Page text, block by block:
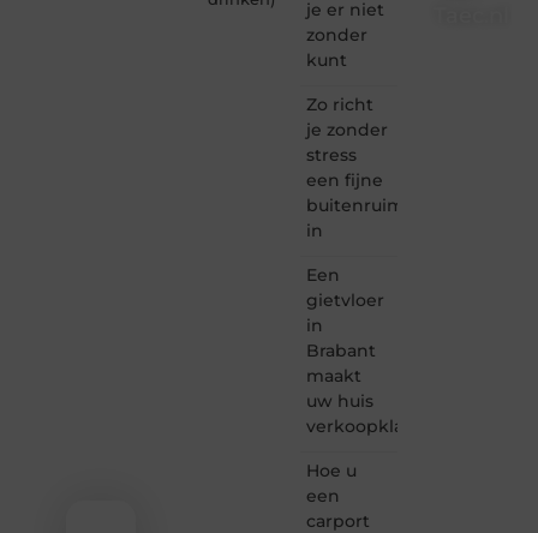
je er niet
zonder
kunt
Zo richt
je zonder
stress
een fijne
buitenruimte
in
Een
gietvloer
in
Brabant
maakt
uw huis
verkoopklaar
Hoe u
een
carport